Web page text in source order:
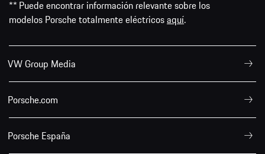
** Puede encontrar información relevante sobre los
modelos Porsche totalmente eléctricosaquí.
VW Group Media
Porsche.com
Porsche España